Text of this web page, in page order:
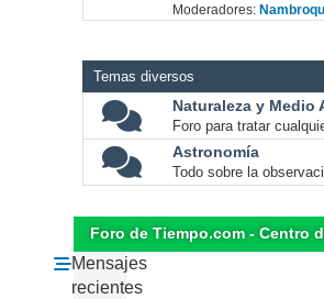
Moderadores:
Temas diversos
Naturaleza y Medio
Foro para tratar
Astronomía
Todo sobre la
Foro de Tiempo.com - Centro
Mensajes
recientes